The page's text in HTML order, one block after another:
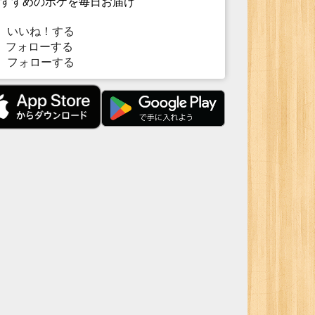
いいね！する
ォローする
フォローする